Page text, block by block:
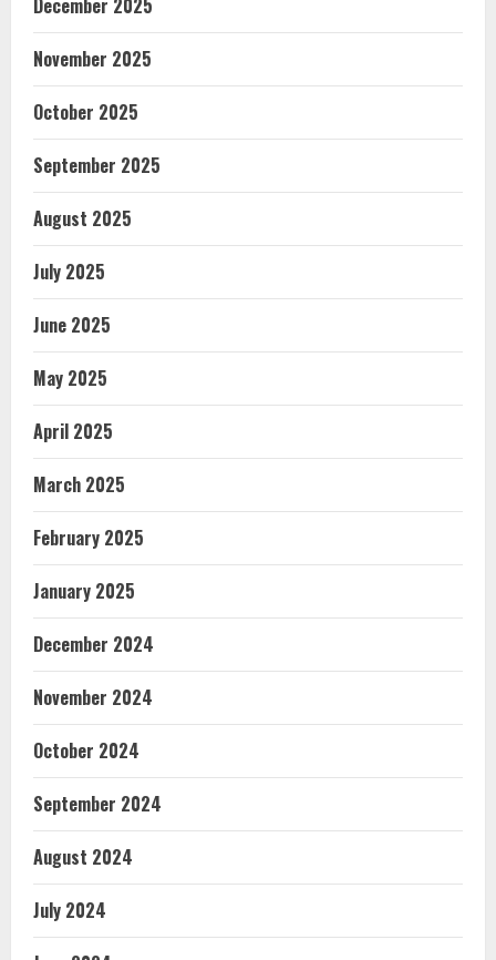
December 2025
November 2025
October 2025
September 2025
August 2025
July 2025
June 2025
May 2025
April 2025
March 2025
February 2025
January 2025
December 2024
November 2024
October 2024
September 2024
August 2024
July 2024